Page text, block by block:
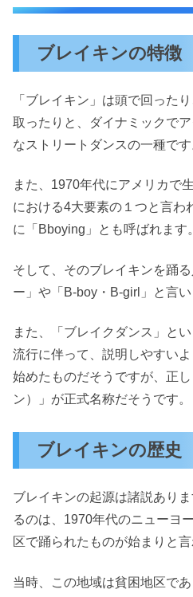
ブレイキンの特徴
「ブレイキン」は頭で回った
取ったりと、ダイナミックで
なストリートダンスの一種です
また、1970年代にアメリカで
における4大要素の１つと言わ
に「Bboying」とも呼ばれます。
そして、そのブレイキンを踊
ー」や「B-boy・B-girl」と言い
また、「ブレイクダンス」と
流行に伴って、説明しやすい
始めたものだそうですが、正
ン）」が正式名称だそうです。
ブレイキンの歴史
ブレイキンの起源は諸説あり
るのは、1970年代のニューヨ
区で踊られたものが始まりと言
当時、この地域は貧困地区で